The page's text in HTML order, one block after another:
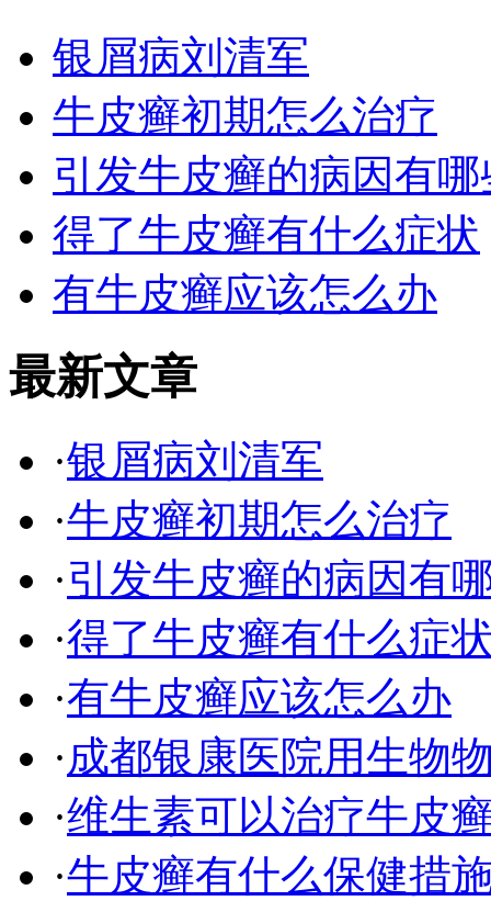
银屑病刘清军
牛皮癣初期怎么治疗
引发牛皮癣的病因有哪
得了牛皮癣有什么症状
有牛皮癣应该怎么办
最新文章
·银屑病刘清军
·牛皮癣初期怎么治疗
·引发牛皮癣的病因有
·得了牛皮癣有什么症
·有牛皮癣应该怎么办
·成都银康医院用生物
·维生素可以治疗牛皮
·牛皮癣有什么保健措